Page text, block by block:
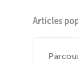
Articles